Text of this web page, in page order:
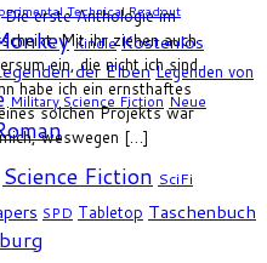
erste Anthologie im
Mit ihr ziehen auch
ein, die nicht ich sind.
habe ich ein ernsthaftes
solchen Projekts war
weswegen […]
Technical Readout
Kindle Kostenlos
der Elben Legenden von
Military Science Fiction Neue
Science Fiction SciFi
SPD Tabletop Taschenbuch